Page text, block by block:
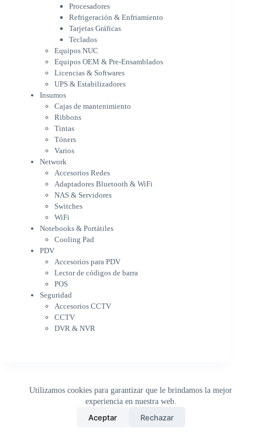
Utilizamos cookies para garantizar que le brindamos la mejor
experiencia en nuestra web.
Aceptar Rechazar
Equipos OEM & Pre-Ensamblados
Licencias & Softwares
UPS & Estabilizadores
Insumos
Cajas de mantenimiento
Ribbons
Tintas
Tóners
Varios
Network
Accesorios Redes
Adaptadores Bluetooth & WiFi
Switches
WiFi
Notebooks & Portátiles
Cargador para notebook
Cooling Pad
PDV
Accesorios para PDV
Lector de códigos de barra
POS
Seguridad
Accesorios CCTV
CCTV
DVR & NVR
Sin categorizar
Procesadores
Refrigeración & Enfriamiento
Tarjetas Gráficas
Teclados
Equipos NUC
Equipos OEM & Pre-Ensamblados
Licencias & Softwares
UPS & Estabilizadores
Insumos
Cajas de mantenimiento
Ribbons
Tintas
Tóners
Varios
Network
Accesorios Redes
Adaptadores Bluetooth & WiFi
NAS & Servidores
Switches
WiFi
Notebooks & Portátiles
Cooling Pad
PDV
Accesorios para PDV
Lector de códigos de barra
POS
Seguridad
Accesorios CCTV
CCTV
DVR & NVR